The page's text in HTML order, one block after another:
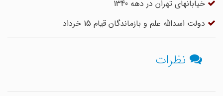
خیابانهای تهران در دهه 1340
دولت اسدالله علم و بازماندگان قیام 15 خرداد
نظرات